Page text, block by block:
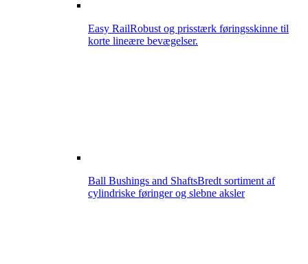
Easy RailRobust og prisstærk føringsskinne til
korte lineære bevægelser.
Ball Bushings and ShaftsBredt sortiment af
cylindriske føringer og slebne aksler